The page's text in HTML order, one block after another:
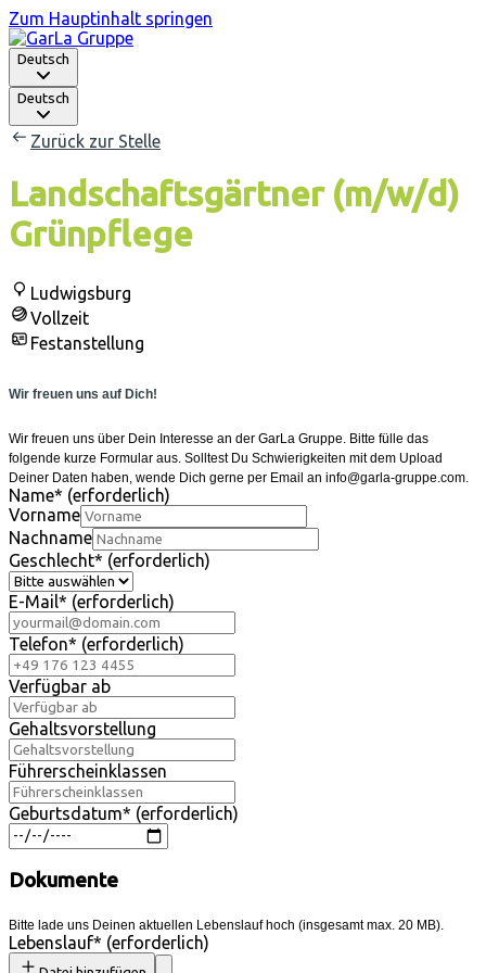
Zum Hauptinhalt springen
Deutsch
Deutsch
Zurück zur Stelle
Landschaftsgärtner (m/w/d)
Grünpflege
Ludwigsburg
Vollzeit
Festanstellung
Wir freuen uns auf Dich!
Wir freuen uns über Dein Interesse an der GarLa Gruppe. Bitte fülle das
folgende kurze Formular aus. Solltest Du Schwierigkeiten mit dem Upload
Deiner Daten haben, wende Dich gerne per Email an info@garla-gruppe.com.
Name* (erforderlich)
Vorname
Nachname
Geschlecht* (erforderlich)
E-Mail* (erforderlich)
Telefon* (erforderlich)
Verfügbar ab
Gehaltsvorstellung
Führerscheinklassen
Geburtsdatum* (erforderlich)
Dokumente
Bitte lade uns Deinen aktuellen Lebenslauf hoch (insgesamt max. 20 MB).
Lebenslauf* (erforderlich)